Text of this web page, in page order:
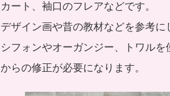
カート、袖口のフレアなどです。
デザイン画や昔の教材などを参考に
シフォンやオーガンジー、トワル
からの修正が必要になります。